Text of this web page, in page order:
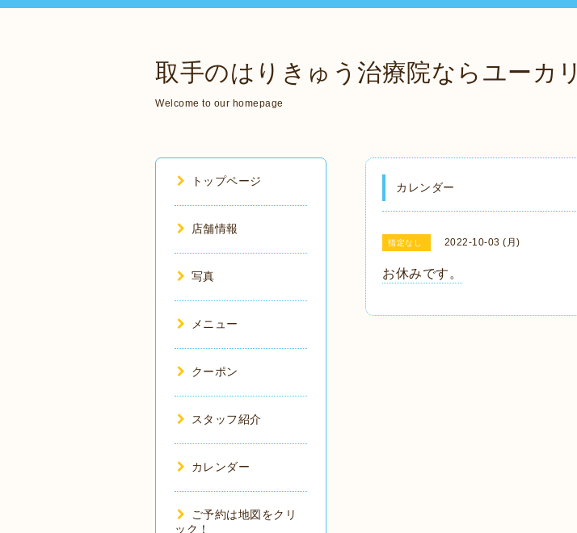
取手のはりきゅう治療院ならユーカリ
Welcome to our homepage
カレンダー
指定なし 2022-10-03 (月)
お休みです。
トップページ
店舗情報
写真
メニュー
クーポン
スタッフ紹介
カレンダー
ご予約は地図をクリ
ック！